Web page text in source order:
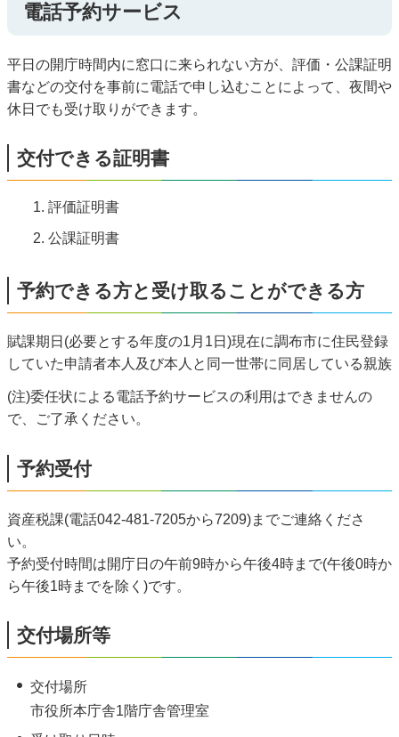
電話予約サービス
平日の開庁時間内に窓口に来られない方が、評価・公課証明
書などの交付を事前に電話で申し込むことによって、夜間や
休日でも受け取りができます。
交付できる証明書
評価証明書
公課証明書
予約できる方と受け取ることができる方
賦課期日(必要とする年度の1月1日)現在に調布市に住民登録
していた申請者本人及び本人と同一世帯に同居している親族
(注)委任状による電話予約サービスの利用はできませんの
で、ご了承ください。
予約受付
資産税課(電話042-481-7205から7209)までご連絡くださ
い。
予約受付時間は開庁日の午前9時から午後4時まで(午後0時か
ら午後1時までを除く)です。
交付場所等
交付場所
市役所本庁舎1階庁舎管理室